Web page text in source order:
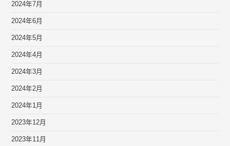
2024年7月
2024年6月
2024年5月
2024年4月
2024年3月
2024年2月
2024年1月
2023年12月
2023年11月